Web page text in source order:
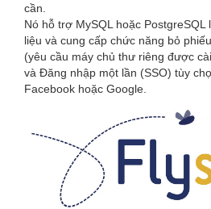
cần.
Nó hỗ trợ MySQL hoặc
liệu và cung cấp chức năng bỏ
(yêu cầu máy chủ thư riêng được
và Đăng nhập một lần (SSO) tùy
Facebook hoặc Google.